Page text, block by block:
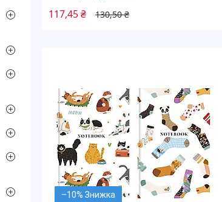
130,50 ₴
117,45 ₴
–10%